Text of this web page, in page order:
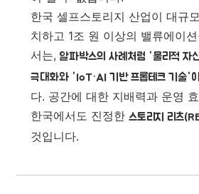
한국 셀프스토리지 산업이 대규
치하고 1조 원 이상의 밸류에이
서는, 알파박스의 사례처럼 '물리적 자
극대화와 'IoT·AI 기반 프롭테크 기술'
다. 공간에 대한 지배력과 운영
한국에서도 진정한 스토리지 리츠
것입니다.